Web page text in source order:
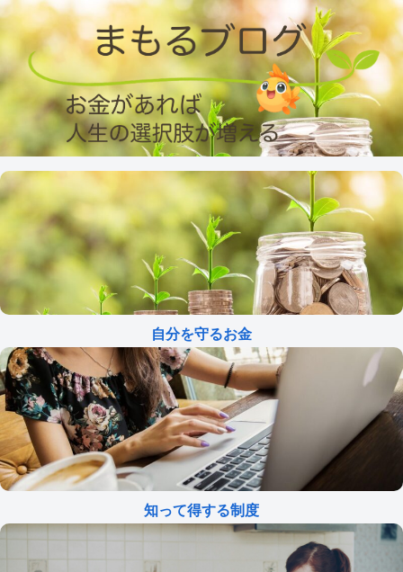
自分を守るお金
知って得する制度